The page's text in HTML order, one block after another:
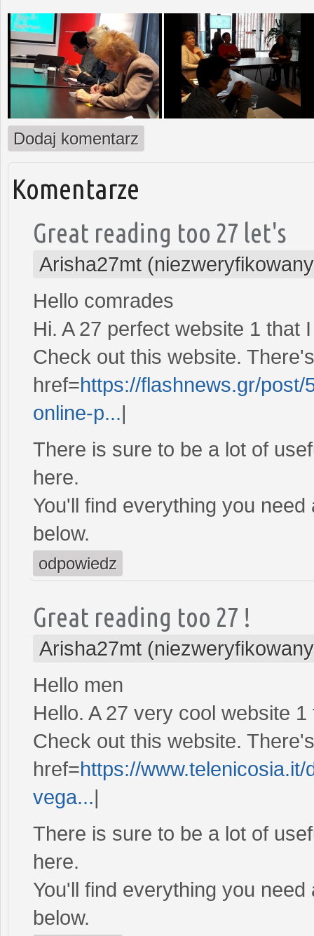
Dodaj komentarz
Komentarze
Great reading too 27 let's
Arisha27mt
Hello comrades
Hi. A 27 perfect website 1 that
Check out this website.
href=https://flashnews.gr/
online-p...|
There is sure to be a lot of
here.
You'll find everything you
below.
odpowiedz
Great reading too 27 !
Arisha27mt
Hello men
Hello. A 27 very cool website
Check out this website.
href=https://
vega...|
There is sure to be a lot of
here.
You'll find everything you
below.